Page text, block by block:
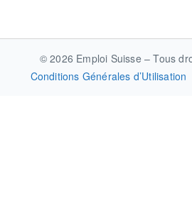
navigation
© 2026 Emploi Suisse – Tous
Conditions Générales d’Utilisation